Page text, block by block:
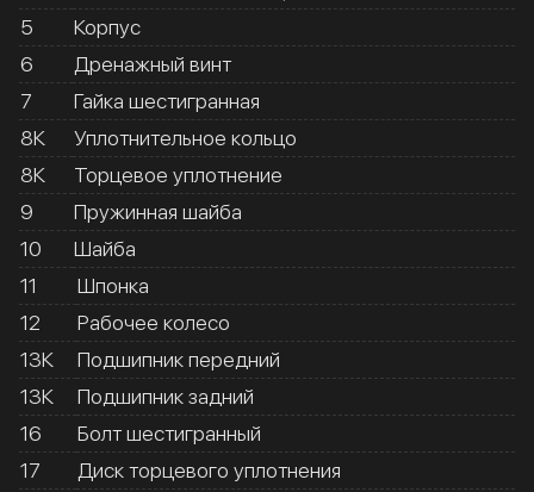
5
Корпус
6
Дренажный винт
7
Гайка шестигранная
8К
Уплотнительное кольцо
8К
Торцевое уплотнение
9
Пружинная шайба
10
Шайба
11
Шпонка
12
Рабочее колесо
13К
Подшипник передний
13К
Подшипник задний
16
Болт шестигранный
17
Диск торцевого уплотнения